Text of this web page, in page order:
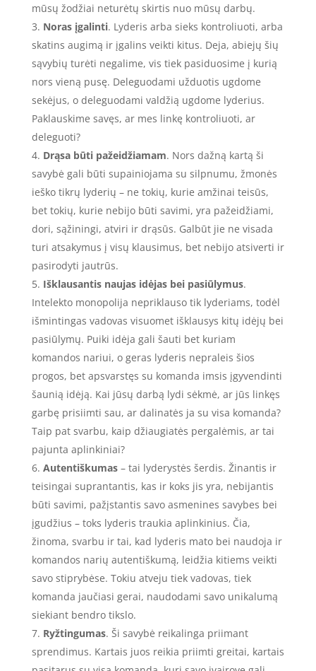
mūsų žodžiai neturėtų skirtis nuo mūsų darbų.
Noras įgalinti. Lyderis arba sieks kontroliuoti, arba
skatins augimą ir įgalins veikti kitus. Deja, abiejų šių
sąvybių turėti negalime, vis tiek pasiduosime į kurią
nors vieną pusę. Deleguodami užduotis ugdome
sekėjus, o deleguodami valdžią ugdome lyderius.
Paklauskime savęs, ar mes linkę kontroliuoti, ar
deleguoti?
Drąsa būti pažeidžiamam. Nors dažną kartą ši
savybė gali būti supainiojama su silpnumu, žmonės
ieško tikrų lyderių – ne tokių, kurie amžinai teisūs,
bet tokių, kurie nebijo būti savimi, yra pažeidžiami,
dori, sąžiningi, atviri ir drąsūs. Galbūt jie ne visada
turi atsakymus į visų klausimus, bet nebijo atsiverti ir
pasirodyti jautrūs.
Išklausantis naujas idėjas bei pasiūlymus.
Intelekto monopolija nepriklauso tik lyderiams, todėl
išmintingas vadovas visuomet išklausys kitų idėjų bei
pasiūlymų. Puiki idėja gali šauti bet kuriam
komandos nariui, o geras lyderis nepraleis šios
progos, bet apsvarstęs su komanda imsis įgyvendinti
šaunią idėją. Kai jūsų darbą lydi sėkmė, ar jūs linkęs
garbę prisiimti sau, ar dalinatės ja su visa komanda?
Taip pat svarbu, kaip džiaugiatės pergalėmis, ar tai
pajunta aplinkiniai?
Autentiškumas– tai lyderystės šerdis. Žinantis ir
teisingai suprantantis, kas ir koks jis yra, nebijantis
būti savimi, pažįstantis savo asmenines savybes bei
įgudžius – toks lyderis traukia aplinkinius. Čia,
žinoma, svarbu ir tai, kad lyderis mato bei naudoja ir
komandos narių autentiškumą, leidžia kitiems veikti
savo stiprybėse. Tokiu atveju tiek vadovas, tiek
komanda jaučiasi gerai, naudodami savo unikalumą
siekiant bendro tikslo.
Ryžtingumas. Ši savybė reikalinga priimant
sprendimus. Kartais juos reikia priimti greitai, kartais